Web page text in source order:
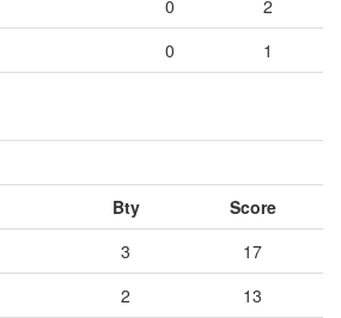
0
2
0
1
Bty
Score
3
17
2
13